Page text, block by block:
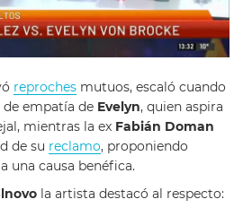
reproches mutuos, escaló cuando
empatía de Evelyn, quien aspira
mientras la ex Fabián Doman
de su reclamo, proponiendo
una causa benéfica.
la artista destacó al respecto: